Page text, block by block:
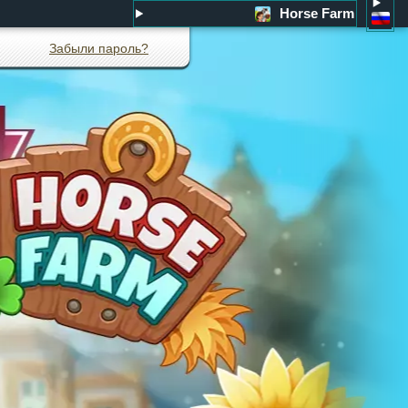
Horse Farm
Забыли пароль?